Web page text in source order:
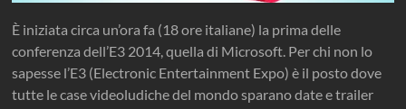
È iniziata circa un’ora fa (18 ore italiane) la prima delle
conferenza dell’E3 2014, quella di Microsoft. Per chi non lo
sapesse l’E3 (Electronic Entertainment Expo) è il posto dove
tutte le case videoludiche del mondo sparano date e trailer